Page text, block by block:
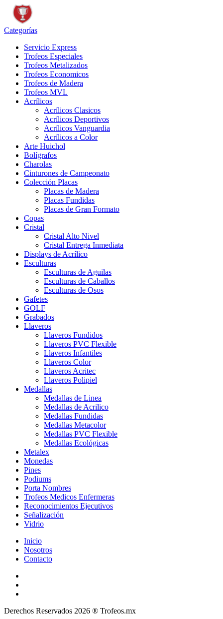
Categorías
Servicio Express
Trofeos Especiales
Trofeos Metalizados
Trofeos Economicos
Trofeos de Madera
Trofeos MVL
Acrílicos
Acrílicos Clasicos
Acrílicos Deportivos
Acrílicos Vanguardia
Acrílicos a Color
Arte Huichol
Bolígrafos
Charolas
Cinturones de Campeonato
Colección Placas
Placas de Madera
Placas Fundidas
Placas de Gran Formato
Copas
Cristal
Cristal Alto Nivel
Cristal Entrega Inmediata
Displays de Acrílico
Esculturas
Esculturas de Aguilas
Esculturas de Caballos
Esculturas de Osos
Gafetes
GOLF
Grabados
Llaveros
Llaveros Fundidos
Llaveros PVC Flexible
Llaveros Infantiles
Llaveros Color
Llaveros Acritec
Llaveros Polipiel
Medallas
Medallas de Linea
Medallas de Acrilico
Medallas Fundidas
Medallas Metacolor
Medallas PVC Flexible
Medallas Ecológicas
Metalex
Monedas
Pines
Podiums
Porta Nombres
Trofeos Medicos Enfermeras
Reconocimientos Ejecutivos
Señalización
Vidrio
Inicio
Nosotros
Contacto
Derechos Reservados 2026 ® Trofeos.mx